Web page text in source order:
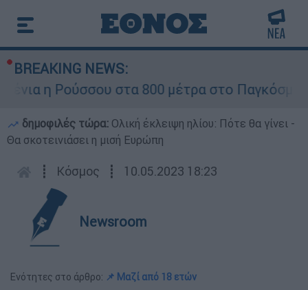
BREAKING NEWS:
η Ρούσσου στα 800 μέτρα στο Παγκόσμιο
δημοφιλές τώρα: Ολική έκλειψη ηλίου: Πότε θα γίνει -
Θα σκοτεινιάσει η μισή Ευρώπη
┋ Κόσμος ┋ 10.05.2023 18:23
Newsroom
Ενότητες στο άρθρο: 📌 Μαζί από 18 ετών